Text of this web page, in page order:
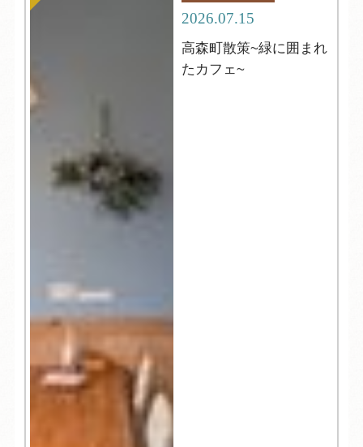
2026.07.15
高森町散策~緑に囲まれ
たカフェ~